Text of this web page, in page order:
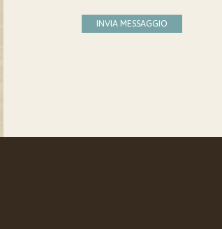
INVIA MESSAGGIO